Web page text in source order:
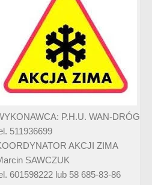
P.H.U. WAN-DRÓG
511936699
AKCJI ZIMA
SAWCZUK
601598222 lub 58 685-83-86